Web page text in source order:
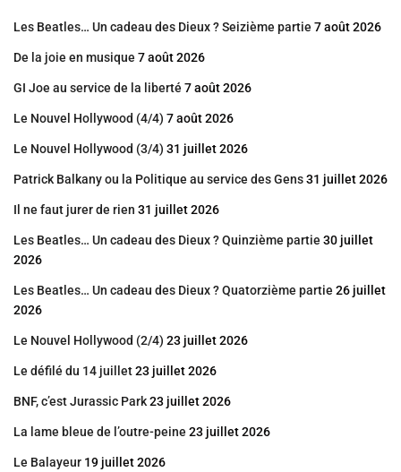
Les Beatles… Un cadeau des Dieux ? Seizième partie 7 août 2026
De la joie en musique 7 août 2026
GI Joe au service de la liberté 7 août 2026
Le Nouvel Hollywood (4/4) 7 août 2026
Le Nouvel Hollywood (3/4) 31 juillet 2026
Patrick Balkany ou la Politique au service des Gens31 juillet 2026
Il ne faut jurer de rien 31 juillet 2026
Les Beatles… Un cadeau des Dieux ? Quinzième partie 30 juillet
2026
Les Beatles… Un cadeau des Dieux ? Quatorzième partie 26 juillet
2026
Le Nouvel Hollywood (2/4) 23 juillet 2026
Le défilé du 14 juillet23 juillet 2026
BNF, c’est Jurassic Park23 juillet 2026
La lame bleue de l’outre-peine 23 juillet 2026
Le Balayeur 19 juillet 2026